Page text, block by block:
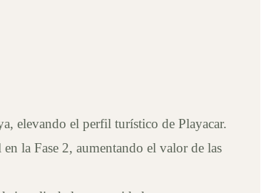
elevando el perfil turístico de Playacar.
la Fase 2, aumentando el valor de las